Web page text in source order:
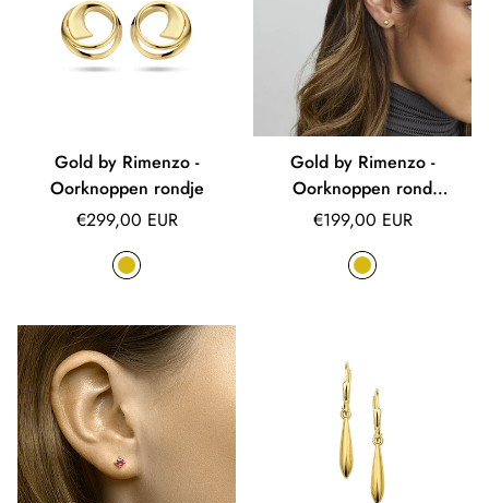
Gold by Rimenzo -
Oorknoppen rondje
Normale
€299,00 EUR
Gold by Rimenzo -
Oorknoppen rond
gediamanteerd
Normale
€199,00 EUR